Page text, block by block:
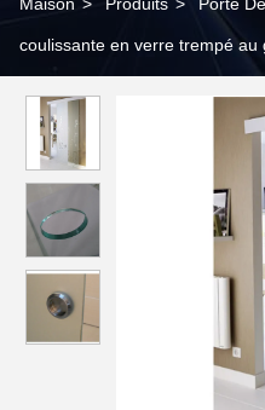
coulissante en verre trempé